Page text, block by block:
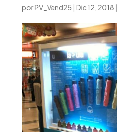
porPV_Vend25 | Dic 12, 2018 |